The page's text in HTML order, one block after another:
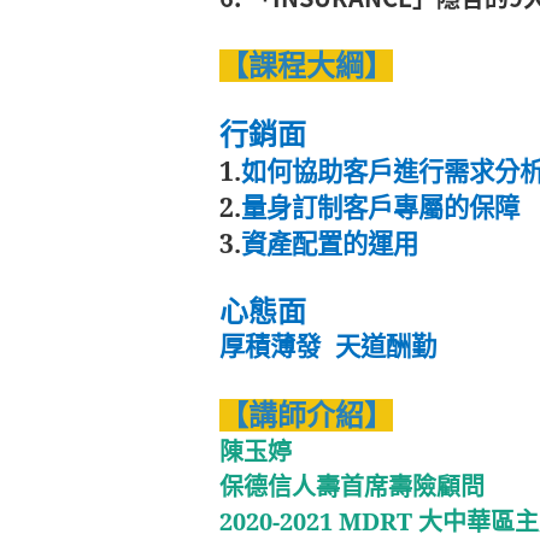
【課程大綱】
行銷面
1.如何協助客戶進行需求分
2.量身訂制客戶專屬的保障
3.資產配置的運用
心態面
厚積薄發 天道酬勤
【講師介紹】
陳玉婷
保德信人壽首席壽險顧問
2020-2021 MDRT 大中華區